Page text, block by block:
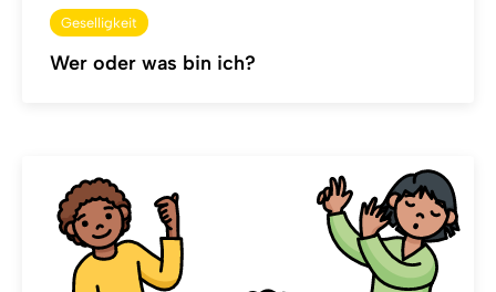
Geselligkeit
Wer oder was bin ich?